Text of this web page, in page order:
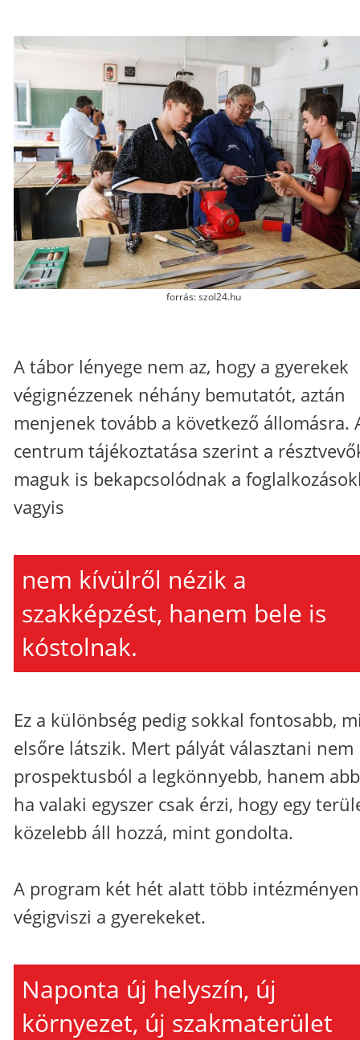
forrás: szol24.hu
A tábor lényege nem az, hogy a gyerekek
végignézzenek néhány bemutatót, aztán
menjenek tovább a következő állomásra.
centrum tájékoztatása szerint a
maguk is bekapcsolódnak a
vagyis
nem kívülről nézik a
szakképzést, hanem bele is
kóstolnak.
Ez a különbség pedig sokkal fontosabb,
elsőre látszik. Mert pályát választani nem
prospektusból a legkönnyebb, hanem
ha valaki egyszer csak érzi, hogy egy
közelebb áll hozzá, mint gondolta.
A program két hét alatt több
végigviszi a gyerekeket.
Naponta új helyszín, új
környezet, új szakmaterület